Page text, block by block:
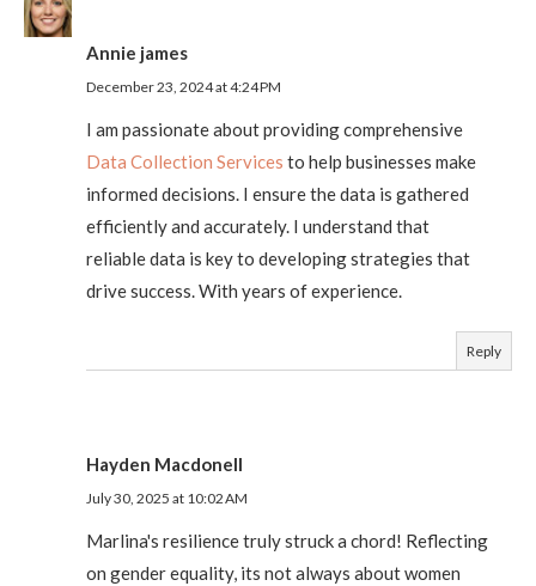
Annie james
December 23, 2024 at 4:24 PM
I am passionate about providing comprehensive
Data Collection Services to help businesses make
informed decisions. I ensure the data is gathered
efficiently and accurately. I understand that
reliable data is key to developing strategies that
drive success. With years of experience.
Reply
Hayden Macdonell
July 30, 2025 at 10:02 AM
Marlina's resilience truly struck a chord! Reflecting
on gender equality, its not always about women